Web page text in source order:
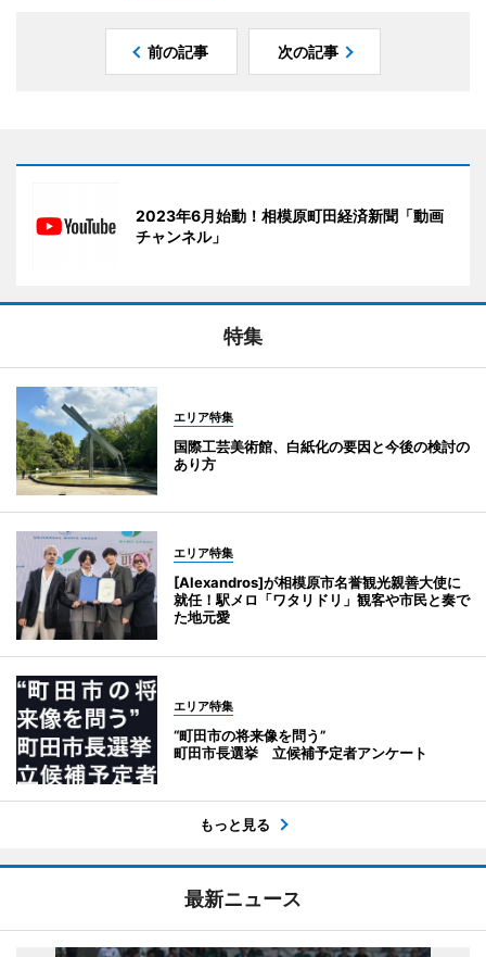
前の記事 次の記事
2023年6月始動！相模原町田経済新聞「動画
チャンネル」
特集
エリア特集
国際工芸美術館、白紙化の要因と今後の検討の
あり方
エリア特集
[Alexandros]が相模原市名誉観光親善大使に
就任！駅メロ「ワタリドリ」観客や市民と奏で
た地元愛
エリア特集
“町田市の将来像を問う”
町田市長選挙 立候補予定者アンケート
もっと見る
最新ニュース